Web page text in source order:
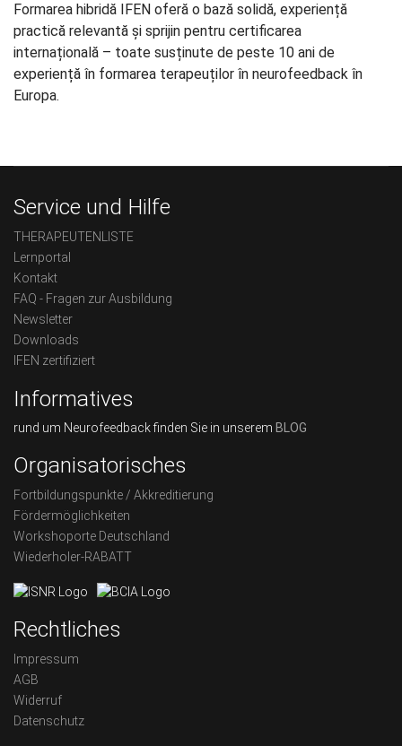
Formarea hibridă IFEN oferă o bază solidă, experiență
practică relevantă și sprijin pentru certificarea
internațională – toate susținute de peste 10 ani de
experiență în formarea terapeuților în neurofeedback în
Europa.
Service und Hilfe
THERAPEUTENLISTE
Lernportal
Kontakt
FAQ - Fragen zur Ausbildung
Newsletter
Downloads
IFEN zertifiziert
Informatives
rund um Neurofeedback finden Sie in unserem BLOG
Organisatorisches
Fortbildungspunkte / Akkreditierung
Fördermöglichkeiten
Workshoporte Deutschland
Wiederholer-RABATT
Rechtliches
Impressum
AGB
Widerruf
Datenschutz